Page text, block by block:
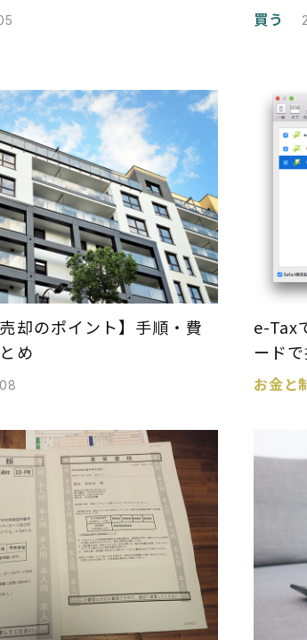
買う
却のポイント】手順・費
め
e-Tax
ード
お金と